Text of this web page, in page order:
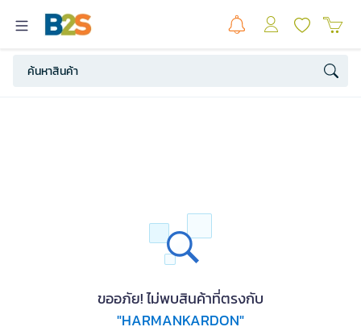
ขออภัย! ไม่พบสินค้าที่ตรงกับ
"HARMANKARDON"